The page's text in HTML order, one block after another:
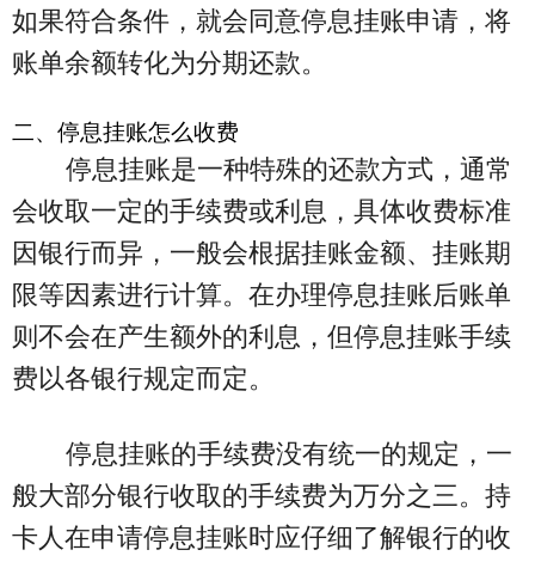
如果符合条件，就会同意停息挂账申请，将
账单余额转化为分期还款。
二、停息挂账怎么收费
停息挂账是一种特殊的还款方式，通常
会收取一定的手续费或利息，具体收费标准
因银行而异，一般会根据挂账金额、挂账期
限等因素进行计算。在办理停息挂账后账单
则不会在产生额外的利息，但停息挂账手续
费以各银行规定而定。
停息挂账的手续费没有统一的规定，一
般大部分银行收取的手续费为万分之三。持
卡人在申请停息挂账时应仔细了解银行的收